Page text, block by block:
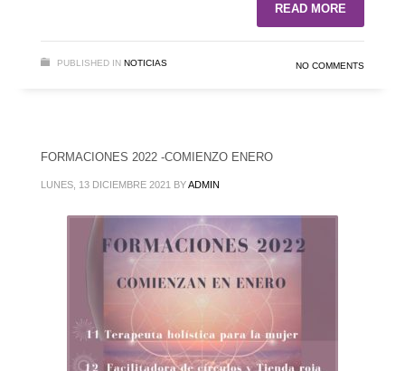
READ MORE
PUBLISHED IN NOTICIAS NO COMMENTS
FORMACIONES 2022 -COMIENZO ENERO
LUNES, 13 DICIEMBRE 2021 BYADMIN